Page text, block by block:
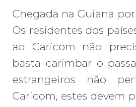
Chegada na Guiana por
Os residentes dos
ao Caricom não
basta carimbar o
estrangeiros não
Caricom, estes devem